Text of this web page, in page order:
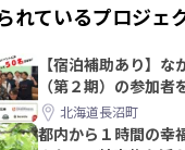
れているプロジェ
【宿泊補助あり】
（第２期）の参加者
【8/21〆】
北海道長沼町
都内から１時間の幸